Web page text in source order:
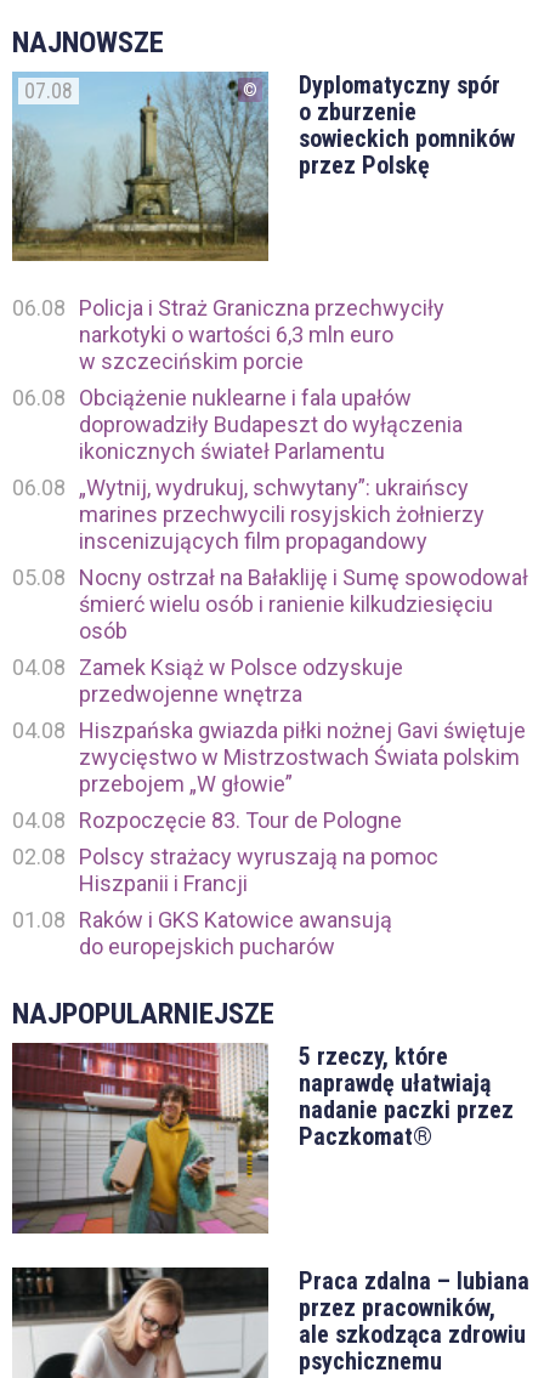
NAJNOWSZE
07.08
Dyplomatyczny spór
o zburzenie
sowieckich pomników
przez Polskę
06.08
Policja i Straż Graniczna przechwyciły
narkotyki o wartości 6,3 mln euro
w szczecińskim porcie
06.08
Obciążenie nuklearne i fala upałów
doprowadziły Budapeszt do wyłączenia
ikonicznych świateł Parlamentu
06.08
„Wytnij, wydrukuj, schwytany”: ukraińscy
marines przechwycili rosyjskich żołnierzy
inscenizujących film propagandowy
05.08
Nocny ostrzał na Bałakliję i Sumę spowodował
śmierć wielu osób i ranienie kilkudziesięciu
osób
04.08
Zamek Książ w Polsce odzyskuje
przedwojenne wnętrza
04.08
Hiszpańska gwiazda piłki nożnej Gavi świętuje
zwycięstwo w Mistrzostwach Świata polskim
przebojem „W głowie”
04.08
Rozpoczęcie 83. Tour de Pologne
02.08
Polscy strażacy wyruszają na pomoc
Hiszpanii i Francji
01.08
Raków i GKS Katowice awansują
do europejskich pucharów
NAJPOPULARNIEJSZE
5 rzeczy, które
naprawdę ułatwiają
nadanie paczki przez
Paczkomat®
Praca zdalna – lubiana
przez pracowników,
ale szkodząca zdrowiu
psychicznemu